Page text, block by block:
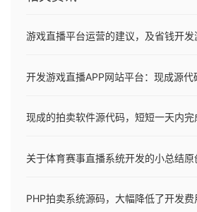
游戏直播平台运营的建议，及省钱开
关于体育赛事直播系统开发的小总结原